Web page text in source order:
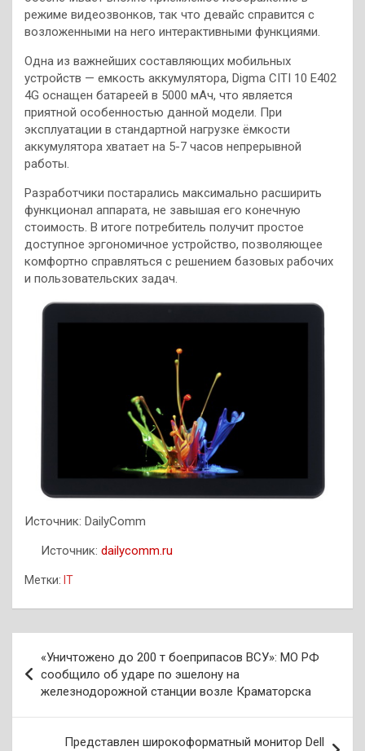
режиме видеозвонков, так что девайс справится с
возложенными на него интерактивными функциями.
Одна из важнейших составляющих мобильных
устройств — емкость аккумулятора, Digma CITI 10 E402
4G оснащен батареей в 5000 мAч, что является
приятной особенностью данной модели. При
эксплуатации в стандартной нагрузке ёмкости
аккумулятора хватает на 5-7 часов непрерывной
работы.
Разработчики постарались максимально расширить
функционал аппарата, не завышая его конечную
стоимость. В итоге потребитель получит простое
доступное эргономичное устройство, позволяющее
комфортно справляться с решением базовых рабочих
и пользовательских задач.
Источник: DailyComm
Источник: dailycomm.ru
Метки: IT
по
записям
«Уничтожено до 200 т боеприпасов ВСУ»: МО РФ
сообщило об ударе по эшелону на
железнодорожной станции возле Краматорска
Представлен широкоформатный монитор Dell